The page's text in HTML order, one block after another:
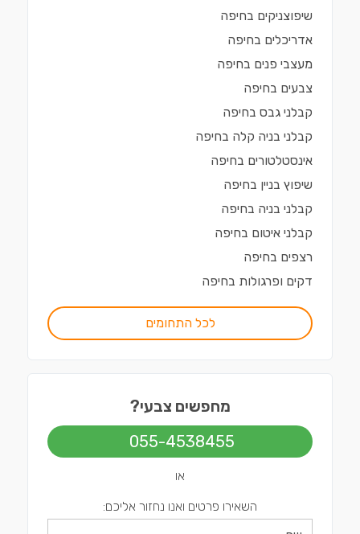
שיפוצניקים בחיפה
אדריכלים בחיפה
מעצבי פנים בחיפה
צבעים בחיפה
קבלני גבס בחיפה
קבלני בניה קלה בחיפה
אינסטלטורים בחיפה
שיפוץ בניין בחיפה
קבלני בניה בחיפה
קבלני איטום בחיפה
רצפים בחיפה
דקים ופרגולות בחיפה
לכל התחומים
מחפשים צבעי?
055-4538455
או
השאירו פרטים ואנו נחזור אליכם: